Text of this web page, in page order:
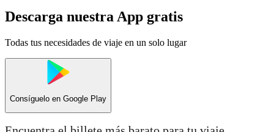
Descarga nuestra App gratis
Todas tus necesidades de viaje en un solo lugar
Consíguelo en Google Play